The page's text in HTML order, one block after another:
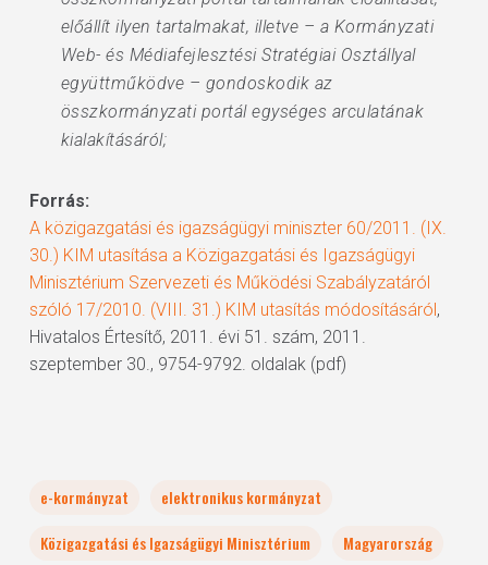
előállít ilyen tartalmakat, illetve – a Kormányzati
Web- és Médiafejlesztési Stratégiai Osztállyal
együttműködve – gondoskodik az
összkormányzati portál egységes arculatának
kialakításáról;
Forrás:
A közigazgatási és igazságügyi miniszter 60/2011. (IX.
30.) KIM utasítása a Közigazgatási és Igazságügyi
Minisztérium Szervezeti és Működési Szabályzatáról
szóló 17/2010. (VIII. 31.) KIM utasítás módosításáról,
Hivatalos Értesítő, 2011. évi 51. szám, 2011.
szeptember 30., 9754-9792. oldalak (pdf)
e-kormányzat
elektronikus kormányzat
Közigazgatási és Igazságügyi Minisztérium
Magyarország